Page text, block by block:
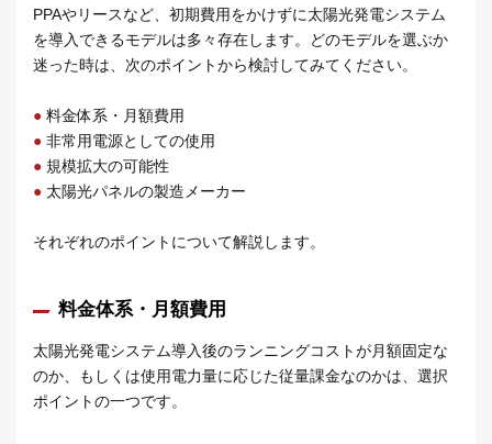
PPAやリースなど、初期費用をかけずに太陽光発電システム
を導入できるモデルは多々存在します。どのモデルを選ぶか
迷った時は、次のポイントから検討してみてください。
● 料金体系・月額費用
● 非常用電源としての使用
● 規模拡大の可能性
● 太陽光パネルの製造メーカー
それぞれのポイントについて解説します。
料金体系・月額費用
太陽光発電システム導入後のランニングコストが月額固定な
のか、もしくは使用電力量に応じた従量課金なのかは、選択
ポイントの一つです。